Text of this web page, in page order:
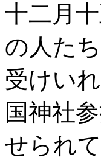
十二月
の人た
受けい
国神社
せられ